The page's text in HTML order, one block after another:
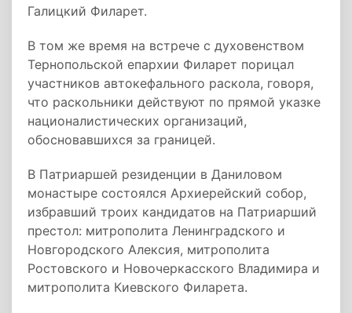
Галицкий Филарет.
В том же время на встрече с духовенством
Тернопольской епархии Филарет порицал
участников автокефального раскола, говоря,
что раскольники действуют по прямой указке
националистических организаций,
обосновавшихся за границей.
В Патриаршей резиденции в Даниловом
монастыре состоялся Архиерейский собор,
избравший троих кандидатов на Патриарший
престол: митрополита Ленинградского и
Новгородского Алексия, митрополита
Ростовского и Новочеркасского Владимира и
митрополита Киевского Филарета.